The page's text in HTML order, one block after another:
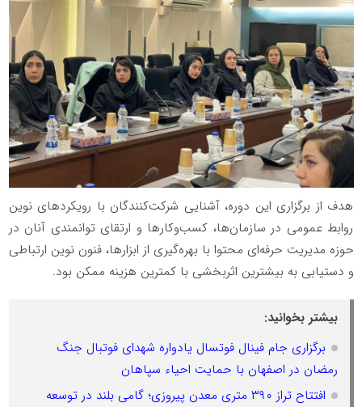
هدف از برگزاری این دوره، آشنایی شرکت‌کنندگان با رویکردهای نوین
روابط عمومی در سازمان‌ها، کسب‌وکارها و ارتقای توانمندی آنان در
حوزه مدیریت حرفه‌ای محتوا با بهره‌گیری از ابزارها، فنون نوین ارتباطی
و دستیابی به بیشترین اثربخشی با کمترین هزینه ممکن بود.
بیشتر بخوانید:
برگزاری جام فینال فوتسال یادواره شهدای فوتبال جنگ
رمضان در اصفهان با حمایت احیاء سپاهان
افتتاح تراز ۳۹۰ متری معدن پیروزی؛ گامی بلند در توسعه